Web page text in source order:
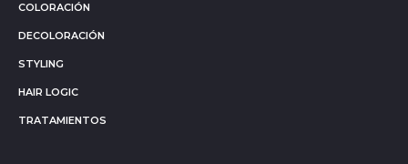
COLORACIÓN
DECOLORACIÓN
STYLING
HAIR LOGIC
TRATAMIENTOS